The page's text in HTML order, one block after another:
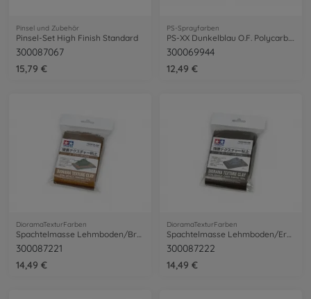
Pinsel und Zubehör
Pinsel-Set High Finish Standard
300087067
15,79 €
PS-Sprayfarben
PS-XX Dunkelblau O.F. Polycarb. 100ml
300069944
12,49 €
DioramaTexturFarben
300087221
14,49 €
DioramaTexturFarben
300087222
14,49 €